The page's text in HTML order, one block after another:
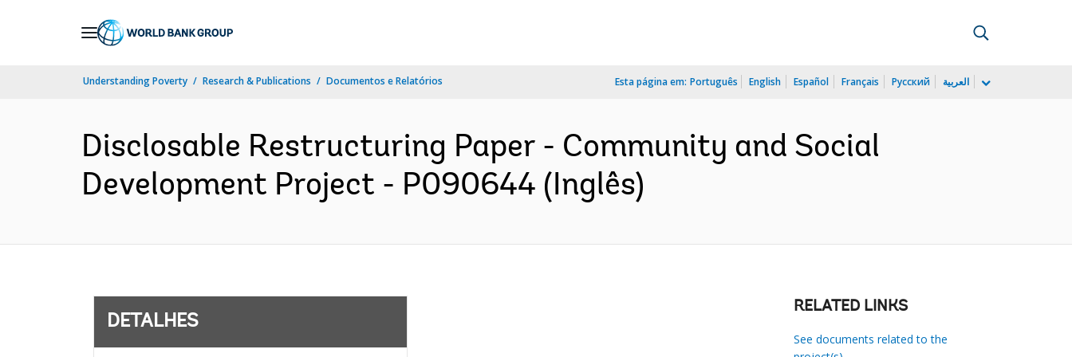
Understanding Poverty Research & Publications Documentos e Relatórios Esta página em: Português English Español Français Русский العربية
Disclosable Restructuring Paper - Community and Social
Development Project - P090644 (Inglês)
DETALHES
RELATED LINKS
See documents related to the